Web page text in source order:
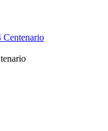
Centenario